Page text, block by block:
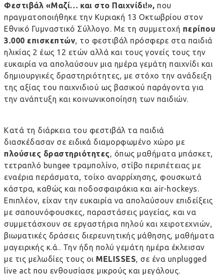
Φεστιβάλ «Μαζί… και στο Παιχνίδι!», που
πραγματοποιήθηκε την Κυριακή 13 Οκτωβρίου στον
Εθνικό Γυμναστικό Σύλλογο. Με τη συμμετοχή περίπου
3.000 επισκεπτών, το φεστιβάλ πρόσφερε στα παιδιά
ηλικίας 2 έως 12 ετών αλλά και τους γονείς τους την
ευκαιρία να απολαύσουν μια ημέρα γεμάτη παιχνίδι και
δημιουργικές δραστηριότητες, με στόχο την ανάδειξη
της αξίας του παιχνιδιού ως βασικού παράγοντα για
την ανάπτυξη και κοινωνικοποίηση των παιδιών.
Κατά τη διάρκεια του φεστιβάλ τα παιδιά
διασκέδασαν σε ειδικά διαμορφωμένο χώρο με
πλούσιες δραστηριότητες, όπως μαθήματα μπάσκετ,
τετραπλό bungee τραμπολίνο, στίβο περιπέτειας με
εναέρια περάσματα, τοίχο αναρρίχησης, φουσκωτά
κάστρα, καθώς και ποδοσφαιράκια και air-hockeys.
Επιπλέον, είχαν την ευκαιρία να απολαύσουν επιδείξεις
με σαπουνόφουσκες, παραστάσεις μαγείας, και να
συμμετάσχουν σε εργαστήρια πηλού και χειροτεχνιών,
βιωματικές δράσεις διερευνητικής μάθησης, μαθήματα
μαγειρικής κ.ά.. Την ήδη πολύ γεμάτη ημέρα έκλεισαν
με τις μελωδίες τους οι MELISSES, σε ένα unplugged
live act που ενθουσίασε μικρούς και μεγάλους.